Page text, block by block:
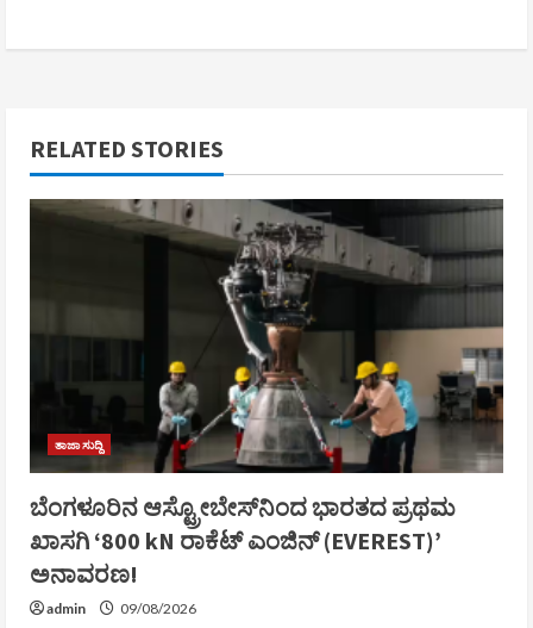
RELATED STORIES
ತಾಜಾ ಸುದ್ದಿ
ಬೆಂಗಳೂರಿನ ಆಸ್ಟ್ರೋಬೇಸ್‌ನಿಂದ ಭಾರತದ ಪ್ರಥಮ
ಖಾಸಗಿ ‘800 kN ರಾಕೆಟ್ ಎಂಜಿನ್ (EVEREST)’
ಅನಾವರಣ!
admin 09/08/2026